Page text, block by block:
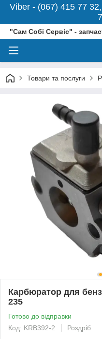
Viber - (067) 415 77
"Сам Собі Сервіс" -
Товари та послуги
Карбюратор для
235
Готово до відправки
Код: KRB392-2
Роздріб